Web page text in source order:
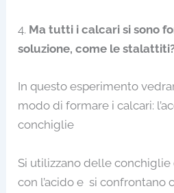
4. Ma tutti i calcari si sono
soluzione, come le
In questo esperimento
modo di formare i calcari:
conchiglie
Si utilizzano delle conchiglie
con l’acido e si confrontano